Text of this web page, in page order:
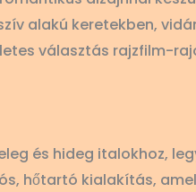
alakú keretekben,
választás
és hideg italokhoz,
hőtartó kialakítás,